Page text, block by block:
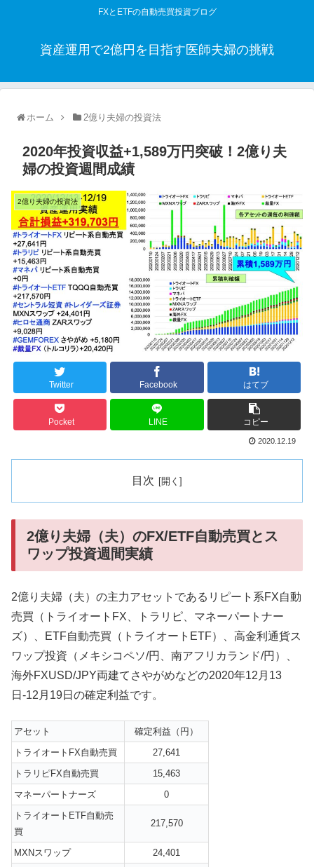
FXとETFの自動売買投資ブログ
資産運用で2億円を目指す医師夫婦の挑戦
ホーム 2億り夫婦の投資法
2020年投資収益+1,589万円突破！2億り夫
婦の投資週間成績
2億り夫婦の投資法
Twitter Facebook はてブ
Pocket LINE コピー
2020.12.19
目次
2億り夫婦（夫）のFX/ETF自動売買とス
ワップ投資週間実績
2億り夫婦（夫）の主力アセットであるリピート系FX自動
売買（トライオートFX、トラリピ、マネーパートナー
ズ）、ETF自動売買（トライオートETF）、高金利通貨ス
ワップ投資（メキシコペソ/円、南アフリカランド/円）、
海外FXUSD/JPY両建てさやがめなどの2020年12月13
日-12月19日の確定利益です。
アセット
確定利益（円）
トライオートFX自動売買
27,641
トラリピFX自動売買
15,463
マネーパートナーズ
0
トライオートETF自動売
買
217,570
MXNスワップ
24,401